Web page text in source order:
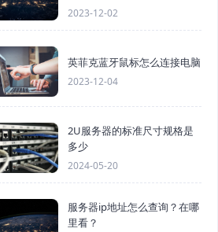
2023-12-02
英菲克蓝牙鼠标怎么连接电脑
2023-12-04
2U服务器的标准尺寸规格是
多少
2024-05-20
服务器ip地址怎么查询？在哪
里看？